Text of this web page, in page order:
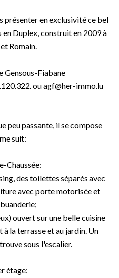
présenter en exclusivité ce bel
Duplex, construit en 2009 à
Romain.
Gensous-Fiabane
ou agf@her-immo.lu
peu passante, il se compose
suit:
Chaussée:
des toilettes séparés avec
avec porte motorisée et
ouvert sur une belle cuisine
à la terrasse et au jardin. Un
sous l'escalier.
étage: